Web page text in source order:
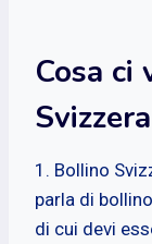
Cosa ci
1. Bollino
parla di
di cui devi